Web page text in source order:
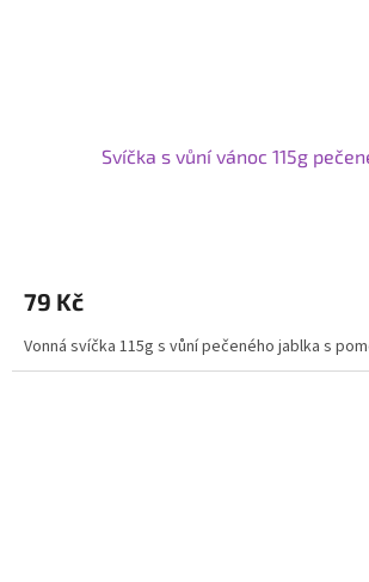
Svíčka s vůní vánoc 115g
79 Kč
Vonná svíčka 115g s vůní pečeného jablka s